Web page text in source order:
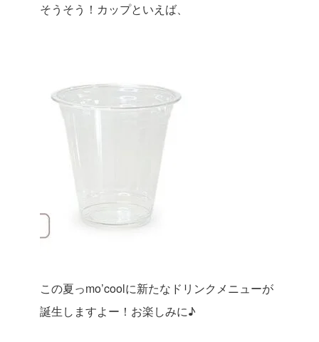
そうそう！カップといえば、
この夏っmo’coolに新たなドリンクメニューが
誕生しますよー！お楽しみに♪